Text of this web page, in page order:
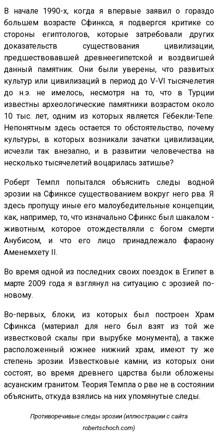
В начале 1990-х, когда я впервые заявил о гораздо
большем возрасте Сфинкса, я подвергся критике со
стороны египтологов, которые затребовали других
доказательств существования цивилизации,
предшествовавшей древнеегипетской и воздвигшей
данный памятник. Они были уверены, что развитых
культур или цивилизаций в период до V-VI тысячелетия
до н.э. не имелось, несмотря на то, что в Турции
известны археологические памятники возрастом около
10 тыс. лет, одним из которых является Гёбекли-Тепе.
Непонятным здесь остается то обстоятельство, почему
культуры, в которых возникали зачатки цивилизации,
исчезли так внезапно, и в развитии человечества на
несколько тысячелетий воцарилась затишье?
Роберт Темпл попытался объяснить следы водной
эрозии на Сфинксе существованием вокруг него рва. Я
здесь пропущу иные его малоубедительные концепции,
как, например, то, что изначально Сфинкс был шакалом -
животным, которое отождествляли с богом смерти
Анубисом, и что его лицо принадлежало фараону
Аменемхету II.
Во время одной из последних своих поездок в Египет в
марте 2009 года я взглянул на ситуацию с эрозией по-
новому.
Во-первых, блоки, из которых был построен Храм
Сфинкса (материал для него был взят из той же
известковой скалы при вырубке монумента), а также
расположенный южнее нижний храм, имеют ту же
степень эрозии. Известковые камни, из которых они
состоят, во время древнего царства были обложены
асуанским гранитом. Теория Темпла о рве не в состоянии
объяснить, откуда взялись на них упомянутые следы.
Противоречивые следы эрозии (иллюстрации с сайта
robertschoch.com)